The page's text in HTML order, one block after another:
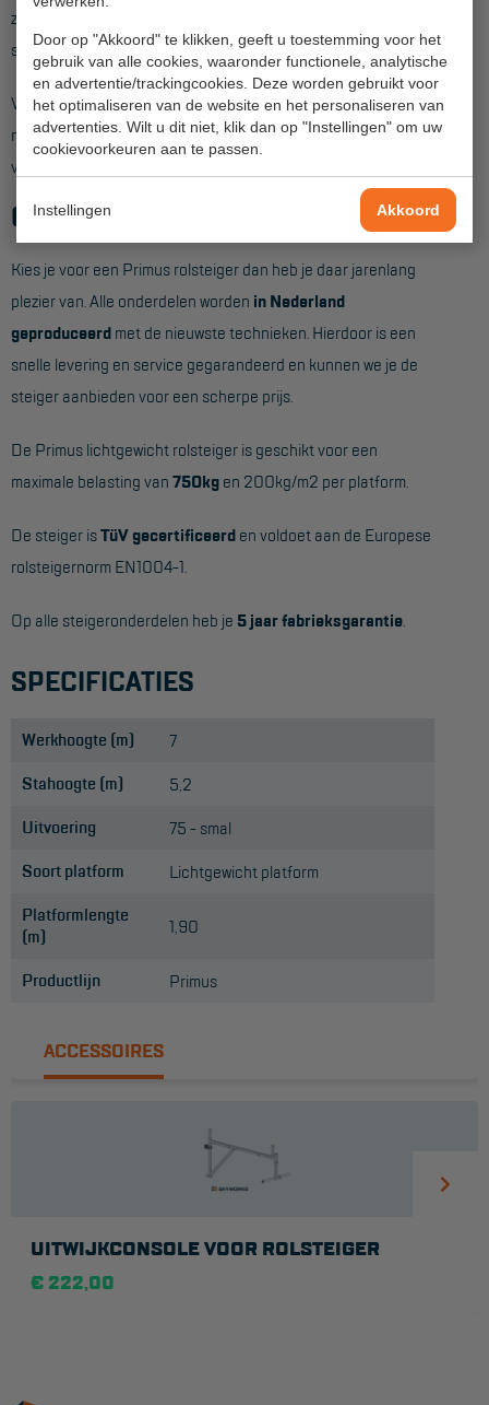
Door op "Akkoord" te klikken, geeft u toestemming voor het
gebruik van alle cookies, waaronder functionele, analytische
en advertentie/trackingcookies. Deze worden gebruikt voor
het optimaliseren van de website en het personaliseren van
advertenties. Wilt u dit niet, klik dan op "Instellingen" om uw
cookievoorkeuren aan te passen.
Instellingen Akkoord
Wet- en regelgeving
Garantie
Algemene voorwaarden
Webshop voorwaarden
zwenkwiel. Met de wartel die op de wielstaander zit is de
steiger ook weer snel op de goede hoogte te stellen.
Voor vrijstaand gebruik worden standaard4 stabilisatoren
meegeleverd die met een aluminium koppeling op de hoeken
van de steiger worden gemonteerd.
Gegarandeerde kwaliteit
Kies je voor een Primus rolsteiger dan heb je daar jarenlang
plezier van. Alle onderdelen worden in Nederland
geproduceerd met de nieuwste technieken. Hierdoor is een
snelle levering en service gegarandeerd en kunnen we je de
steiger aanbieden voor een scherpe prijs.
De Primus lichtgewicht rolsteiger is geschikt voor een
maximale belasting van 750kg en 200kg/m2 per platform.
De steiger isTüV gecertificeerd en voldoet aan de Europese
rolsteigernorm EN1004-1.
Op alle steigeronderdelen heb je 5 jaar fabrieksgarantie
SPECIFICATIES
Werkhoogte (m) 7
Stahoogte (m) 5,2
Uitvoering 75 - smal
Soort platform Lichtgewicht platform
Platformlengte
(m)
1,90
Productlijn Primus
ACCESSOIRES
UITWIJKCONSOLE VOOR ROLSTEIGER
€ 222,00